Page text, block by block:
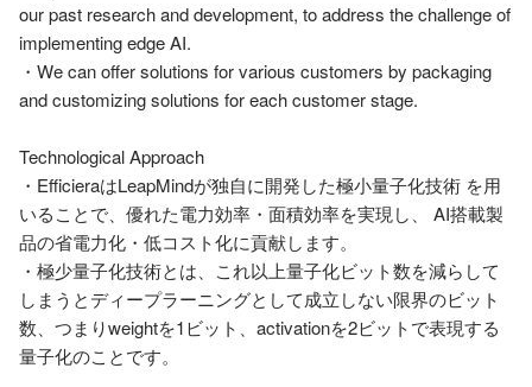
our past research and development, to address the challenge of
implementing edge AI.
・We can offer solutions for various customers by packaging
and customizing solutions for each customer stage.
Technological Approach
・EfficieraはLeapMindが独自に開発した極小量子化技術 を用
いることで、優れた電力効率・面積効率を実現し、 AI搭載製
品の省電力化・低コスト化に貢献します。
・極少量子化技術とは、これ以上量子化ビット数を減らして
しまうとディープラーニングとして成立しない限界のビット
数、つまりweightを1ビット、activationを2ビットで表現する
量子化のことです。